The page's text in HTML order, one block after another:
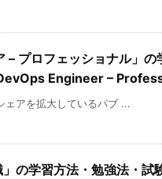
– プロフェッショナル」
Engineer –
アを拡大しているパブ ...
」の学習方法・勉強法・